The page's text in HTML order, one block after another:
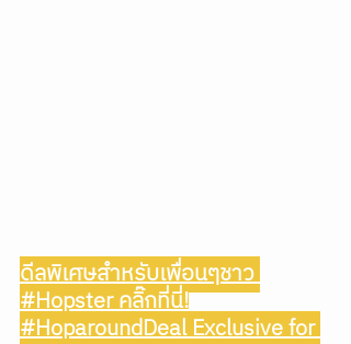
ดีลพิเศษสำหรับเพื่อนๆชาว
#Hopster คลิ๊กที่นี่!
#HoparoundDeal Exclusive for